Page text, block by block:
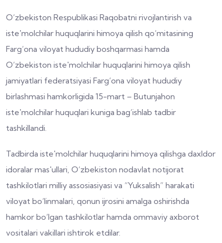
O‘zbekiston Respublikasi Raqobatni rivojlantirish va
iste'molchilar huquqlarini himoya qilish qo‘mitasining
Farg‘ona viloyat hududiy boshqarmasi hamda
O‘zbekiston iste'molchilar huquqlarini himoya qilish
jamiyatlari federatsiyasi Farg‘ona viloyat hududiy
birlashmasi hamkorligida 15-mart – Butunjahon
iste'molchilar huquqlari kuniga bag‘ishlab tadbir
tashkillandi.
Tadbirda iste'molchilar huquqlarini himoya qilishga daxldor
idoralar mas'ullari, O‘zbekiston nodavlat notijorat
tashkilotlari milliy assosiasiyasi va “Yuksalish” harakati
viloyat bo‘linmalari, qonun ijrosini amalga oshirishda
hamkor bo‘lgan tashkilotlar hamda ommaviy axborot
vositalari vakillari ishtirok etdilar.